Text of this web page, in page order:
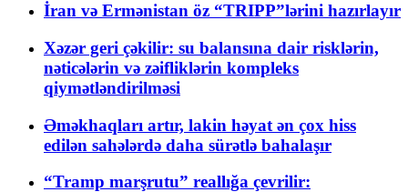
İran və Ermənistan öz “TRIPP”lərini hazırlayır
Xəzər geri çəkilir: su balansına dair risklərin,
nəticələrin və zəifliklərin kompleks
qiymətləndirilməsi
Əməkhaqları artır, lakin həyat ən çox hiss
edilən sahələrdə daha sürətlə bahalaşır
“Tramp marşrutu” reallığa çevrilir: